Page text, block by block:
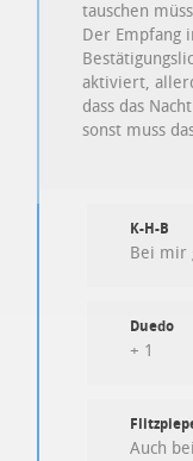
tauschen
Der Empfang
aktiviert,
dass das
sonst muss
K-H-B
Bei mir
Duedo
+ 1
Auch